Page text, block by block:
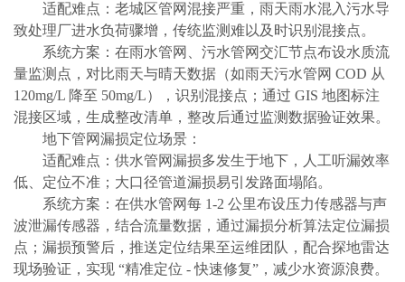
适配难点：老城区管网混接严重，雨天雨水混入污水导
致处理厂进水负荷骤增，传统监测难以及时识别混接点。
系统方案：在雨水管网、污水管网交汇节点布设水质流
量监测点，对比雨天与晴天数据（如雨天污水管网 COD 从
120mg/L 降至 50mg/L），识别混接点；通过 GIS 地图标注
混接区域，生成整改清单，整改后通过监测数据验证效果。
地下管网漏损定位场景：
适配难点：供水管网漏损多发生于地下，人工听漏效率
低、定位不准；大口径管道漏损易引发路面塌陷。
系统方案：在供水管网每 1-2 公里布设压力传感器与声
波泄漏传感器，结合流量数据，通过漏损分析算法定位漏损
点；漏损预警后，推送定位结果至运维团队，配合探地雷达
现场验证，实现 “精准定位 - 快速修复”，减少水资源浪费。